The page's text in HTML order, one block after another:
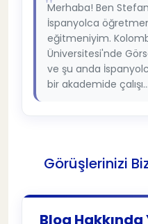
Merhaba! Ben
İspanyolca
eğitmeniyim.
Üniversitesi'nde
ve şu anda
bir akademide çalışı...
Görüşlerinizi